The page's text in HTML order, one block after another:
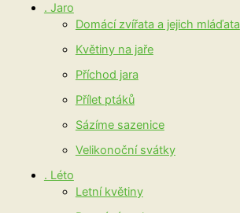
. Jaro
Domácí zvířata a jejich mláďata
Květiny na jaře
Příchod jara
Přílet ptáků
Sázíme sazenice
Velikonoční svátky
. Léto
Letní květiny